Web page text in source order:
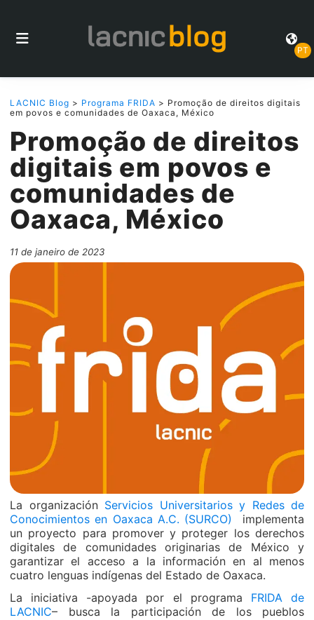
PT
LACNIC Blog > Programa FRIDA > Promoção de direitos digitais
em povos e comunidades de Oaxaca, México
Promoção de direitos
digitais em povos e
comunidades de
Oaxaca, México
11 de janeiro de 2023
La organización Servicios Universitarios y Redes de
Conocimientos en Oaxaca A.C. (SURCO)
implementa
un proyecto para promover y proteger los derechos
digitales de comunidades originarias de México y
garantizar el acceso a la información en al menos
cuatro lenguas indígenas del Estado de Oaxaca.
La iniciativa -apoyada por el programa FRIDA de
LACNIC– busca la participación de los pueblos